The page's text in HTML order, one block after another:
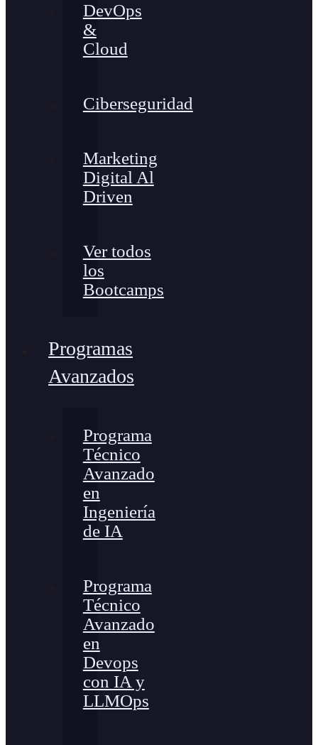
DevOps
&
Cloud
Ciberseguridad
Marketing
Digital Al
Driven
Ver todos
los
Bootcamps
Programas
Avanzados
Programa
Técnico
Avanzado
en
Ingeniería
de IA
Programa
Técnico
Avanzado
en
Devops
con IA y
LLMOps